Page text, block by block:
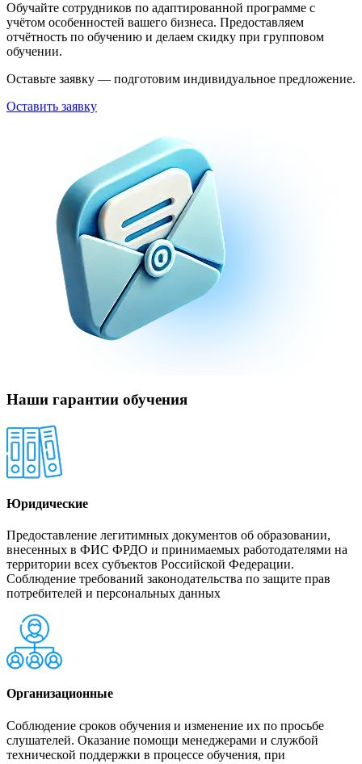
Обучайте сотрудников по адаптированной программе с
учётом особенностей вашего бизнеса. Предоставляем
отчётность по обучению и делаем скидку при групповом
обучении.
Оставьте заявку — подготовим индивидуальное предложение.
Оставить заявку
Наши гарантии обучения
Юридические
Предоставление легитимных документов об образовании,
внесенных в ФИС ФРДО и принимаемых работодателями на
территории всех субъектов Российской Федерации.
Соблюдение требований законодательства по защите прав
потребителей и персональных данных
Организационные
Соблюдение сроков обучения и изменение их по просьбе
слушателей. Оказание помощи менеджерами и службой
технической поддержки в процессе обучения, при